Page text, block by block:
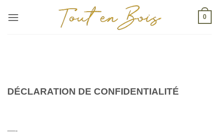
0
DÉCLARATION DE CONFIDENTIALITÉ
—-